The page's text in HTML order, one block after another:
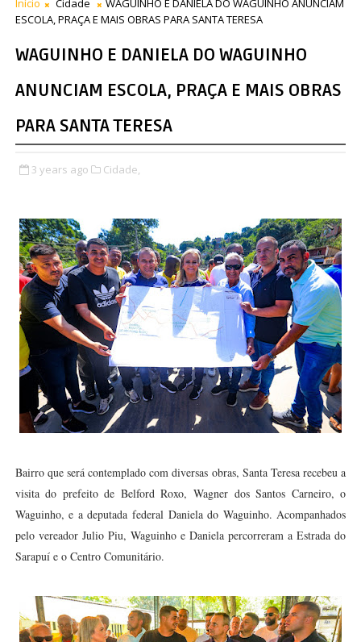
Início Cidade
WAGUINHO E DANIELA DO WAGUINHO ANUNCIAM
ESCOLA, PRAÇA E MAIS OBRAS PARA SANTA TERESA
WAGUINHO E DANIELA DO WAGUINHO
ANUNCIAM ESCOLA, PRAÇA E MAIS OBRAS
PARA SANTA TERESA
3 years ago Cidade,
Bairro que será contemplado com diversas obras, Santa Teresa recebeu a
visita do prefeito de Belford Roxo, Wagner dos Santos Carneiro, o
Waguinho, e a deputada federal Daniela do Waguinho. Acompanhados
pelo vereador Julio Piu, Waguinho e Daniela percorreram a Estrada do
Sarapuí e o Centro Comunitário.